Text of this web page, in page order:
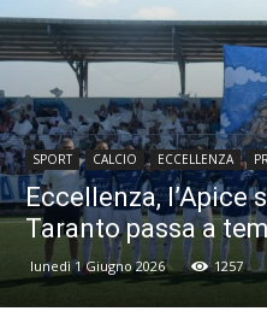
SPORT CALCIO ECCELLENZA
Eccellenza, l’Apice
Taranto passa a
lunedì 1 Giugno 2026 1257